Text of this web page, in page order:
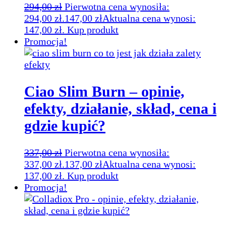
294,00zł Pierwotna cena wynosiła:
294,00 zł.147,00 złAktualna cena wynosi:
147,00 zł. Kup produkt
Promocja!
Ciao Slim Burn – opinie,
efekty, działanie, skład, cena i
gdzie kupić?
337,00zł Pierwotna cena wynosiła:
337,00 zł.137,00 złAktualna cena wynosi:
137,00 zł. Kup produkt
Promocja!